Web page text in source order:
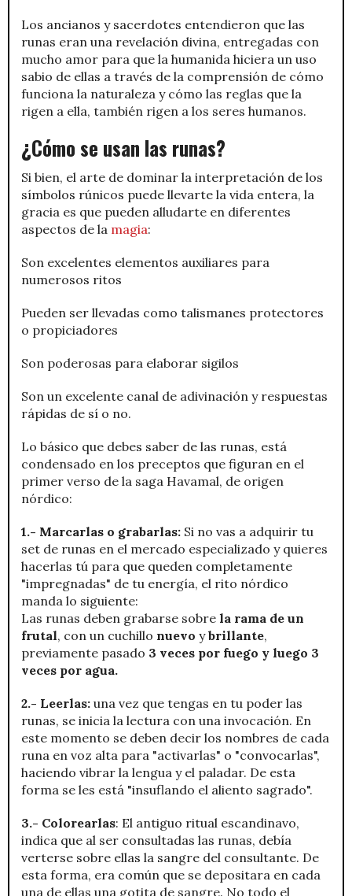
Los ancianos y sacerdotes entendieron que las
runas eran una revelación divina, entregadas con
mucho amor para que la humanida hiciera un uso
sabio de ellas a través de la comprensión de cómo
funciona la naturaleza y cómo las reglas que la
rigen a ella, también rigen a los seres humanos.
¿Cómo se usan las runas?
Si bien, el arte de dominar la interpretación de los
símbolos rúnicos puede llevarte la vida entera, la
gracia es que pueden alludarte en diferentes
aspectos de la magia:
Son excelentes elementos auxiliares para
numerosos ritos
Pueden ser llevadas como talismanes protectores
o propiciadores
Son poderosas para elaborar sigilos
Son un excelente canal de adivinación y respuestas
rápidas de sí o no.
Lo básico que debes saber de las runas, está
condensado en los preceptos que figuran en el
primer verso de la saga Havamal, de origen
nórdico:
1.- Marcarlas o grabarlas: Si no vas a adquirir tu
set de runas en el mercado especializado y quieres
hacerlas tú para que queden completamente
"impregnadas" de tu energía, el rito nórdico
manda lo siguiente:
Las runas deben grabarse sobre la rama de un
frutal, con un cuchillo nuevo ybrillante,
previamente pasado 3 veces por fuego y luego 3
veces por agua.
2.- Leerlas: una vez que tengas en tu poder las
runas, se inicia la lectura con una invocación. En
este momento se deben decir los nombres de cada
runa en voz alta para "activarlas" o "convocarlas",
haciendo vibrar la lengua y el paladar. De esta
forma se les está "insuflando el aliento sagrado".
3.- Colorearlas: El antiguo ritual escandinavo,
indica que al ser consultadas las runas, debía
verterse sobre ellas la sangre del consultante. De
esta forma, era común que se depositara en cada
una de ellas una gotita de sangre. No todo el